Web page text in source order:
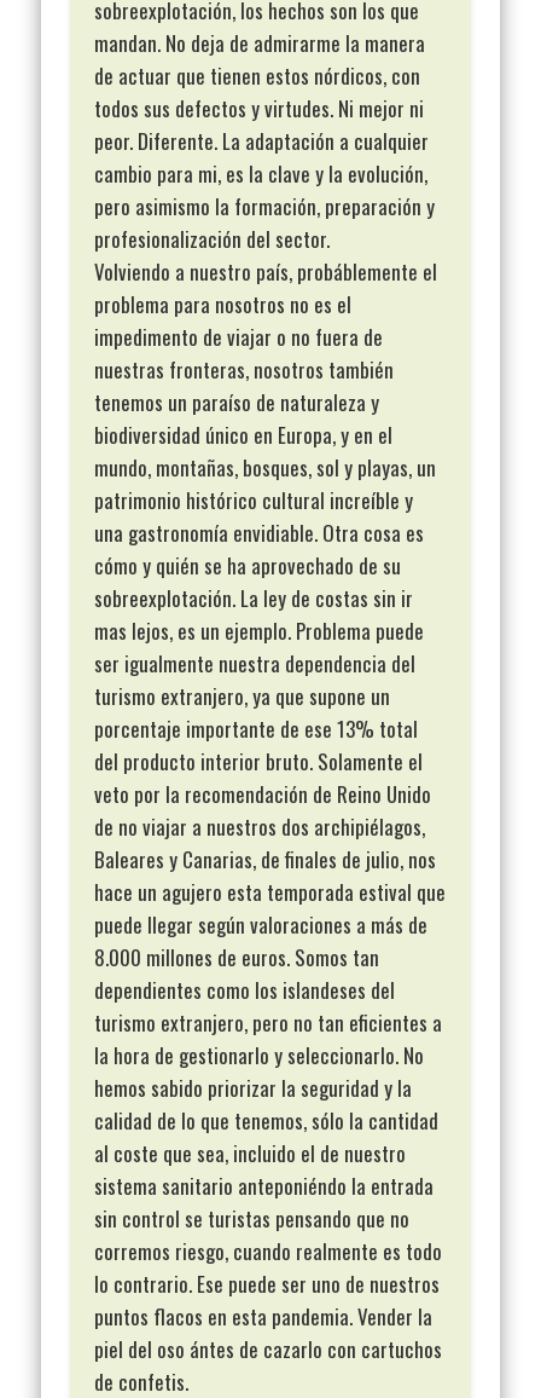
sobreexplotación, los hechos son los que
mandan. No deja de admirarme la manera
de actuar que tienen estos nórdicos, con
todos sus defectos y virtudes. Ni mejor ni
peor. Diferente. La adaptación a cualquier
cambio para mi, es la clave y la evolución,
pero asimismo la formación, preparación y
profesionalización del sector.
Volviendo a nuestro país, probáblemente el
problema para nosotros no es el
impedimento de viajar o no fuera de
nuestras fronteras, nosotros también
tenemos un paraíso de naturaleza y
biodiversidad único en Europa, y en el
mundo, montañas, bosques, sol y playas, un
patrimonio histórico cultural increíble y
una gastronomía envidiable. Otra cosa es
cómo y quién se ha aprovechado de su
sobreexplotación. La ley de costas sin ir
mas lejos, es un ejemplo. Problema puede
ser igualmente nuestra dependencia del
turismo extranjero, ya que supone un
porcentaje importante de ese 13% total
del producto interior bruto. Solamente el
veto por la recomendación de Reino Unido
de no viajar a nuestros dos archipiélagos,
Baleares y Canarias, de finales de julio, nos
hace un agujero esta temporada estival que
puede llegar según valoraciones a más de
8.000 millones de euros. Somos tan
dependientes como los islandeses del
turismo extranjero, pero no tan eficientes a
la hora de gestionarlo y seleccionarlo. No
hemos sabido priorizar la seguridad y la
calidad de lo que tenemos, sólo la cantidad
al coste que sea, incluido el de nuestro
sistema sanitario anteponiéndo la entrada
sin control se turistas pensando que no
corremos riesgo, cuando realmente es todo
lo contrario. Ese puede ser uno de nuestros
puntos flacos en esta pandemia. Vender la
piel del oso ántes de cazarlo con cartuchos
de confetis.